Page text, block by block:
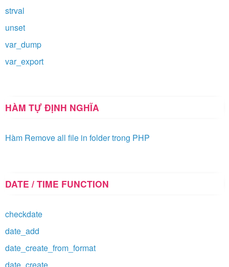
strval
unset
var_dump
var_export
HÀM TỰ ĐỊNH NGHĨA
Hàm Remove all file in folder trong PHP
DATE / TIME FUNCTION
checkdate
date_add
date_create_from_format
date_create